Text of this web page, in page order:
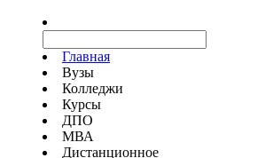
Главная
Вузы
Колледжи
Курсы
ДПО
МВА
Дистанционное